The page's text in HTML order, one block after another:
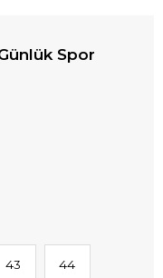
Spor
43 44